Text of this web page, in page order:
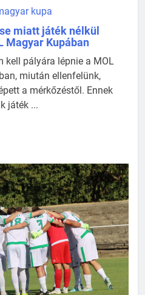
kupa
miatt játék nélkül
Magyar Kupában
kell pályára lépnie a MOL
miután ellenfelünk,
a mérkőzéstől. Ennek
játék ...